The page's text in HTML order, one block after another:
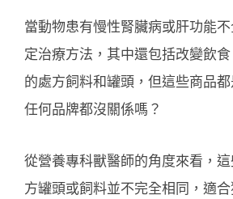
當動物患有慢性腎臟病或肝功能
定治療方法，其中還包括改變飲
的處方飼料和罐頭，但這些商品
任何品牌都沒關係嗎？
從營養專科獸醫師的角度來看，
方罐頭或飼料並不完全相同，適